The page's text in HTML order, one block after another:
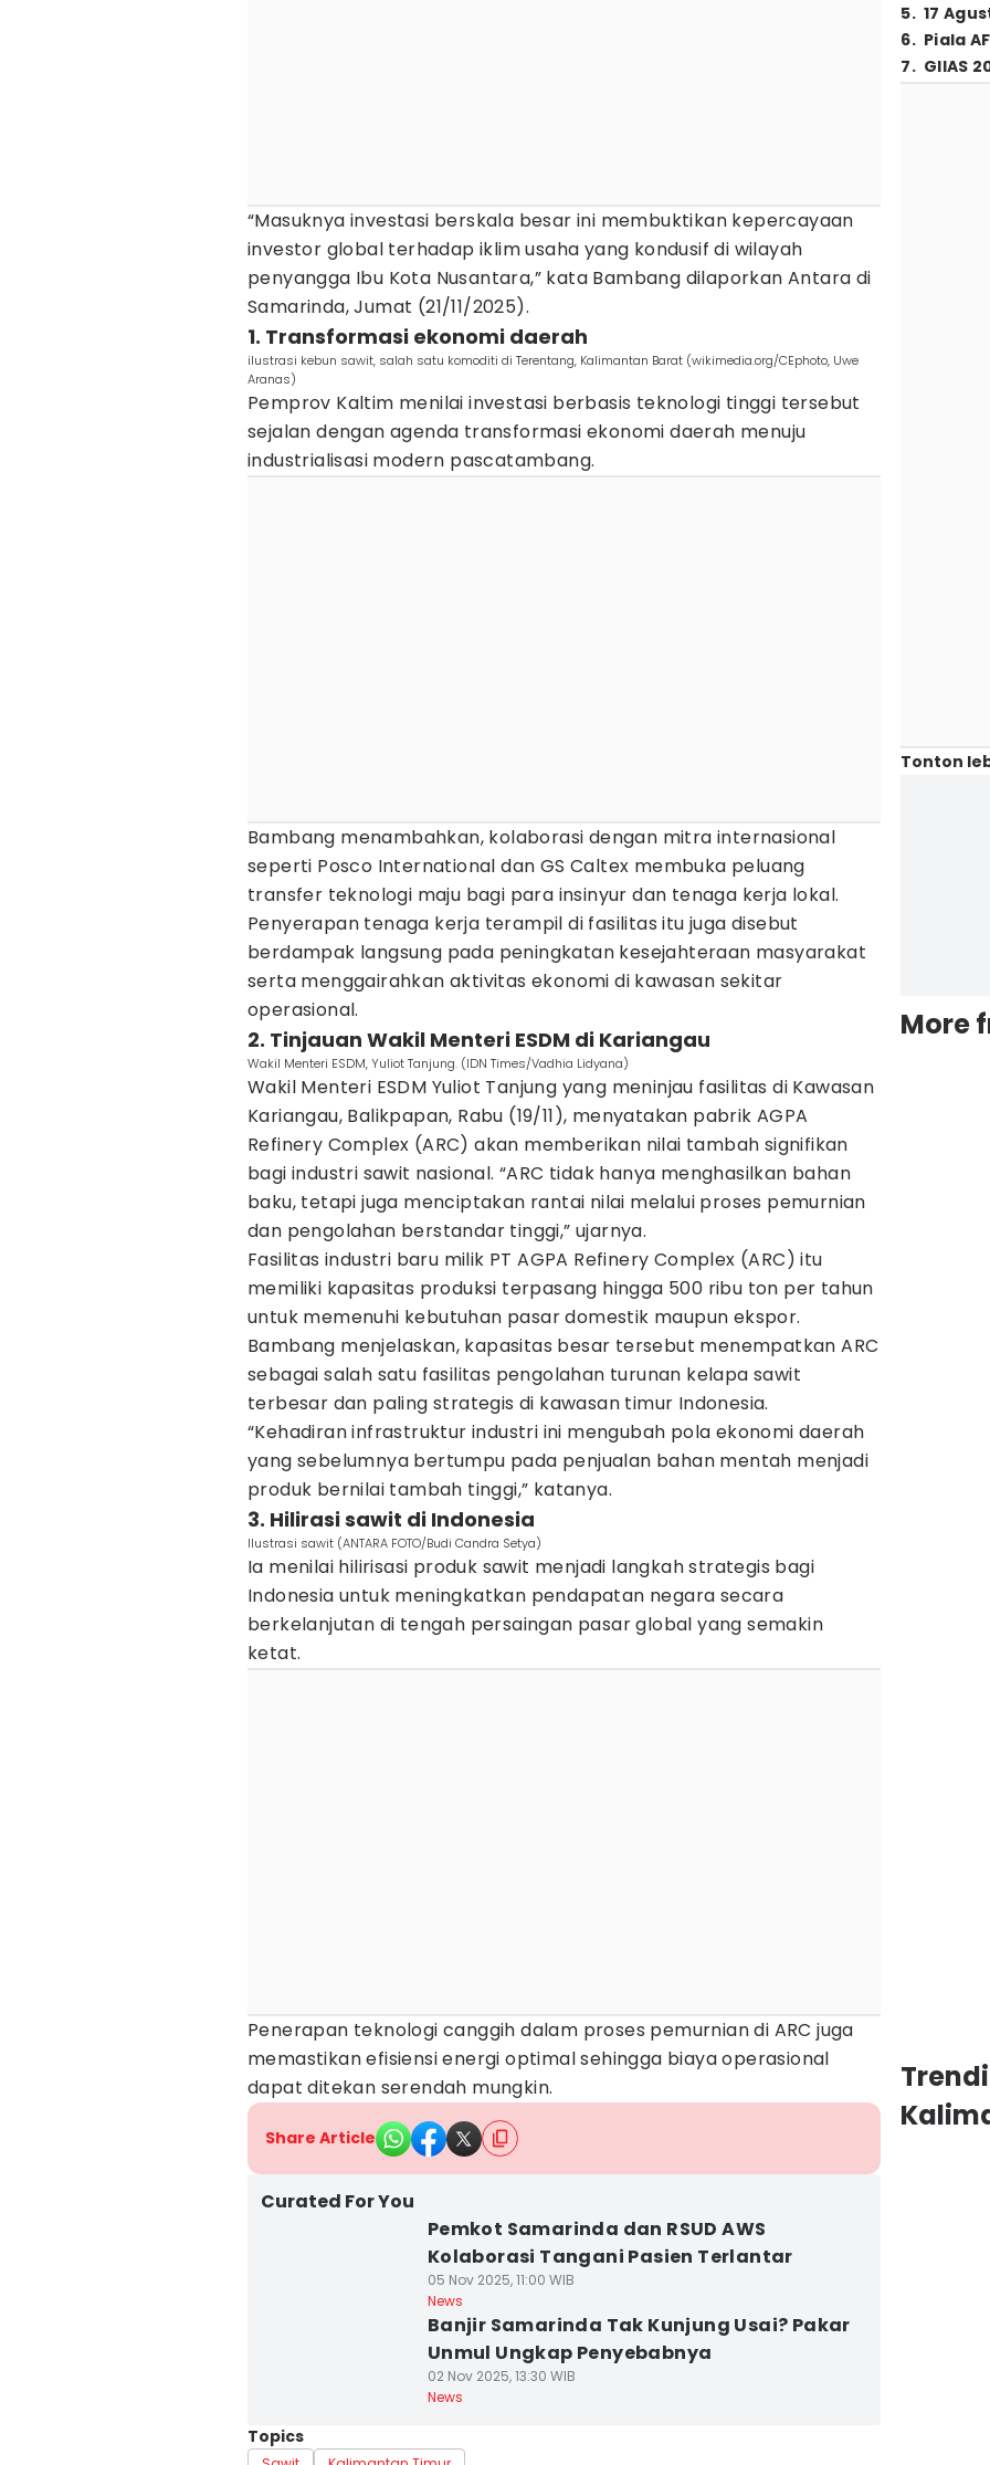
“Masuknya investasi berskala besar ini membuktikan kepercayaan
investor global terhadap iklim usaha yang kondusif di wilayah
penyangga Ibu Kota Nusantara,” kata Bambang dilaporkan Antara di
Samarinda, Jumat (21/11/2025).
1. Transformasi ekonomi daerah
ilustrasi kebun sawit, salah satu komoditi di Terentang, Kalimantan Barat (wikimedia.org/CEphoto, Uwe
Aranas)
Pemprov Kaltim menilai investasi berbasis teknologi tinggi tersebut
sejalan dengan agenda transformasi ekonomi daerah menuju
industrialisasi modern pascatambang.
Bambang menambahkan, kolaborasi dengan mitra internasional
seperti Posco International dan GS Caltex membuka peluang
transfer teknologi maju bagi para insinyur dan tenaga kerja lokal.
Penyerapan tenaga kerja terampil di fasilitas itu juga disebut
berdampak langsung pada peningkatan kesejahteraan masyarakat
serta menggairahkan aktivitas ekonomi di kawasan sekitar
operasional.
2. Tinjauan Wakil Menteri ESDM di Kariangau
Wakil Menteri ESDM, Yuliot Tanjung. (IDN Times/Vadhia Lidyana)
Wakil Menteri ESDM Yuliot Tanjung yang meninjau fasilitas di Kawasan
Kariangau, Balikpapan, Rabu (19/11), menyatakan pabrik AGPA
Refinery Complex (ARC) akan memberikan nilai tambah signifikan
bagi industri sawit nasional. “ARC tidak hanya menghasilkan bahan
baku, tetapi juga menciptakan rantai nilai melalui proses pemurnian
dan pengolahan berstandar tinggi,” ujarnya.
Fasilitas industri baru milik PT AGPA Refinery Complex (ARC) itu
memiliki kapasitas produksi terpasang hingga 500 ribu ton per tahun
untuk memenuhi kebutuhan pasar domestik maupun ekspor.
Bambang menjelaskan, kapasitas besar tersebut menempatkan ARC
sebagai salah satu fasilitas pengolahan turunan kelapa sawit
terbesar dan paling strategis di kawasan timur Indonesia.
“Kehadiran infrastruktur industri ini mengubah pola ekonomi daerah
yang sebelumnya bertumpu pada penjualan bahan mentah menjadi
produk bernilai tambah tinggi,” katanya.
3. Hilirasi sawit di Indonesia
Ilustrasi sawit (ANTARA FOTO/Budi Candra Setya)
Ia menilai hilirisasi produk sawit menjadi langkah strategis bagi
Indonesia untuk meningkatkan pendapatan negara secara
berkelanjutan di tengah persaingan pasar global yang semakin
ketat.
Penerapan teknologi canggih dalam proses pemurnian di ARC juga
memastikan efisiensi energi optimal sehingga biaya operasional
dapat ditekan serendah mungkin.
Share Article
Curated For You
Pemkot Samarinda dan RSUD AWS
Kolaborasi Tangani Pasien Terlantar
05 Nov 2025, 11:00 WIB
News
Banjir Samarinda Tak Kunjung Usai? Pakar
Unmul Ungkap Penyebabnya
02 Nov 2025, 13:30 WIB
News
Topics
5. 17
6. Piala
7. GIIAS
Tonton
More